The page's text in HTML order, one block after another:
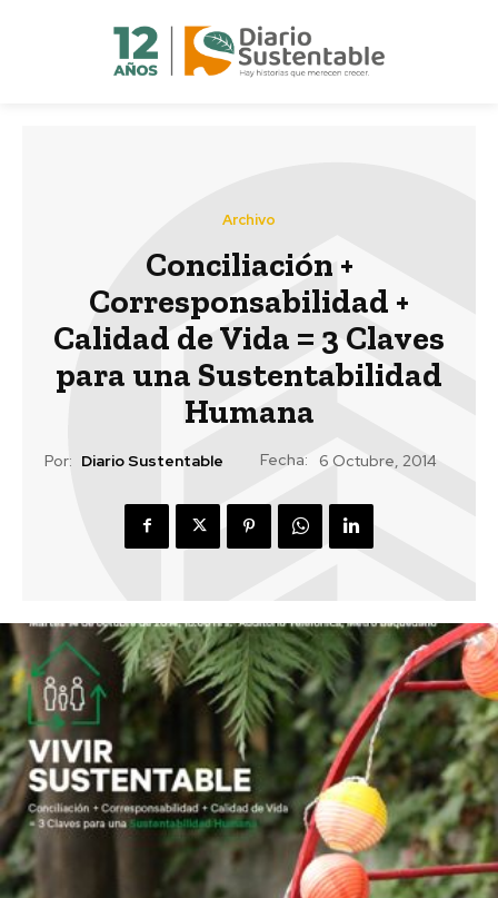
Archivo
Conciliación +
Corresponsabilidad +
Calidad de Vida = 3 Claves
para una Sustentabilidad
Humana
Por: Diario Sustentable Fecha: 6 Octubre, 2014